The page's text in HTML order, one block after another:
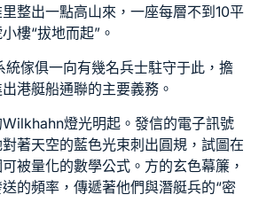
整出一點高山來，一座每層不到10平
樓“拔地而起”。
統傢俱一向有幾名兵士駐守于此，擔
港艇船通聯的主要義務。
Wilkhahn燈光明起。發信的電子訊號
著天空的藍色光束刺出圓規，試圖在
被量化的數學公式。方的玄色幕簾，
的頻率，傳遞著他們與潛艇兵的“密